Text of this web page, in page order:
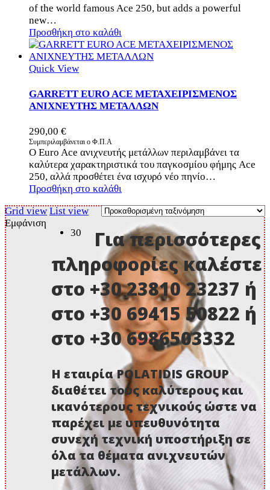
of the world famous Ace 250, but adds a powerful
new…
Προσθήκη στο καλάθι
Quick View
GARRETT EURO ACE ΜΕΤΑΧΕΙΡΙΣΜΕΝΟΣ
ΑΝΙΧΝΕΥΤΗΣ ΜΕΤΑΛΛΩΝ
290,00 €
Συμπεριλαμβάνεται ο Φ.Π.Α
Ο Euro Ace ανιχνευτής μετάλλων περιλαμβάνει τα
καλύτερα χαρακτηριστικά του παγκοσμίου φήμης Ace
250, αλλά προσθέτει ένα ισχυρό νέο πηνίο…
Προσθήκη στο καλάθι
Grid view List view
Εμφάνιση
30
Για περισσότερες
πληροφορίες καλέστε
στο +30 23810 23237 ή
στο +30 69415 50822 ή
στο +30 6986503332
Η εταιρία POLATIDIS GROUP
διαθέτει τους καλύτερους και
ικανότερους τεχνικούς ώστε να
παρέχει με υπευθυνότητα
συνεχή τεχνική υποστήριξη σε
όλα τα θέματα ανιχνευτών
μετάλλων.